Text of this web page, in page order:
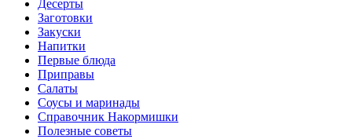
Десерты
Заготовки
Закуски
Напитки
Первые блюда
Приправы
Салаты
Соусы и маринады
Справочник Накормишки
Полезные советы